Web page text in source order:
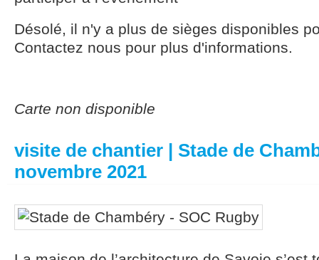
Désolé, il n'y a plus de sièges disponibles
Contactez nous pour plus d'informations.
Carte non disponible
visite de chantier | Stade de
novembre 2021